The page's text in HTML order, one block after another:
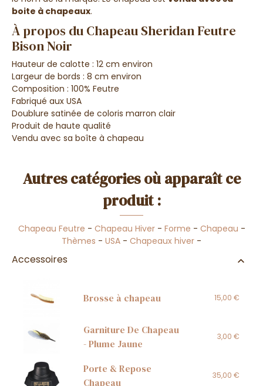
boite à chapeaux.
À propos du Chapeau Sheridan Feutre
Bison Noir
Hauteur de calotte : 12 cm environ
Largeur de bords : 8 cm environ
Composition : 100% Feutre
Fabriqué aux USA
Doublure satinée de coloris marron clair
Produit de haute qualité
Vendu avec sa boîte à chapeau
Autres catégories où apparaît ce
produit :
Chapeau Feutre - Chapeau Hiver- Forme - Chapeau -
Thèmes - USA - Chapeaux hiver -
Accessoires
Brosse à chapeau 15,00 €
Garniture De Chapeau
- Plume Jaune
3,00 €
Porte & Repose
Chapeau
35,00 €